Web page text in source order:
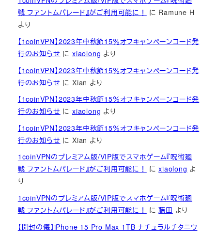
戦 ファントムパレード』がご利用可能に！
に Ramune H
より
【1coinVPN】2023年中秋節15％オフキャンペーンコード発
行のお知らせ にxiaolong より
【1coinVPN】2023年中秋節15％オフキャンペーンコード発
行のお知らせ にXian より
【1coinVPN】2023年中秋節15％オフキャンペーンコード発
行のお知らせ にxiaolong より
【1coinVPN】2023年中秋節15％オフキャンペーンコード発
行のお知らせ にXian より
1coinVPNのプレミアム版/VIP版でスマホゲーム『呪術廻
戦 ファントムパレード』がご利用可能に！
にxiaolong よ
り
1coinVPNのプレミアム版/VIP版でスマホゲーム『呪術廻
戦 ファントムパレード』がご利用可能に！
に藤田 より
【開封の儀】iPhone 15 Pro Max 1TB ナチュラルチタニウ